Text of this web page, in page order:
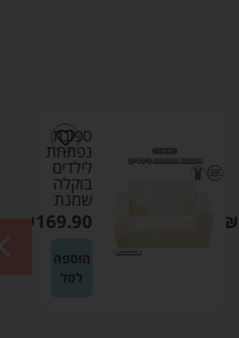
₪
ספונת
נפתחת
לילדים
בוקלה
שמנת
₪169.90
הוספה
לסל